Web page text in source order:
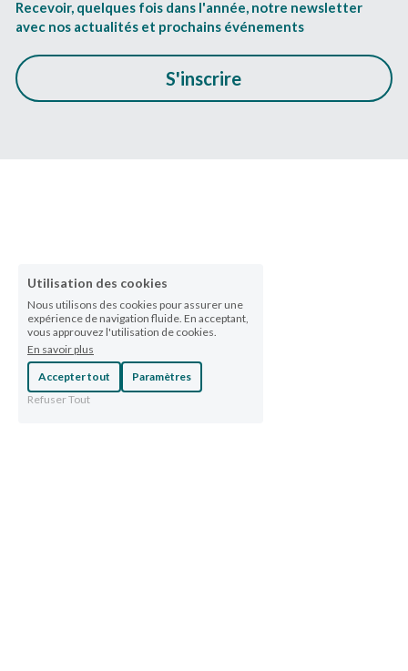
Recevoir, quelques fois dans l'année, notre newsletter
avec nos actualités et prochains événements
S'inscrire
Utilisation des cookies
Nous utilisons des cookies pour assurer une
expérience de navigation fluide. En acceptant,
vous approuvez l'utilisation de cookies.
En savoir plus
Accepter tout
Paramètres
Refuser Tout